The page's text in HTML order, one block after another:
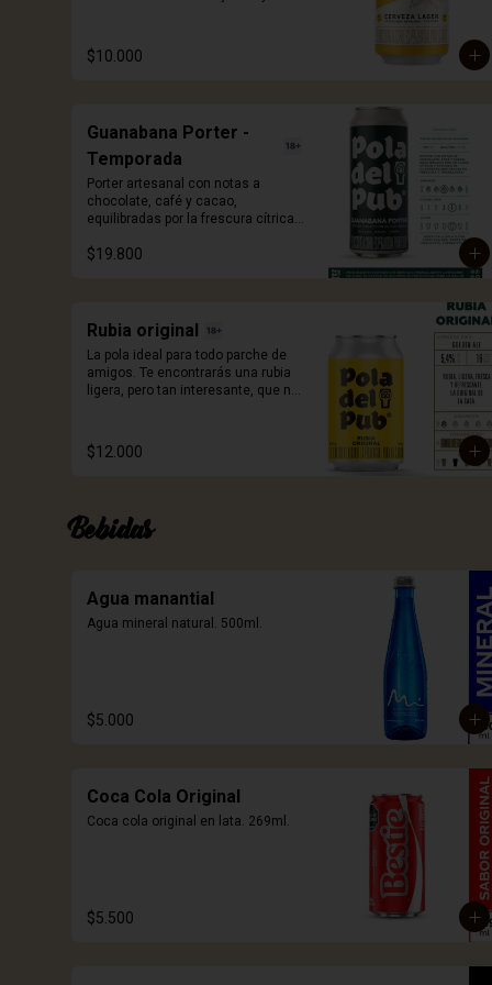
cebada malteada Wewyermann. De
facil tomabilidad, fresca y
$10.000
Guanabana Porter -
Temporada
Porter artesanal con notas a
chocolate, café y cacao,
equilibradas por la frescura cítrica y
edición de temporada que
$19.800
Rubia original
La pola ideal para todo parche de
amigos. Te encontrarás una rubia
ligera, pero tan interesante, que no
$12.000
Bebidas
Agua manantial
Agua mineral natural. 500ml.
$5.000
Coca Cola Original
Coca cola original en lata. 269ml.
$5.500